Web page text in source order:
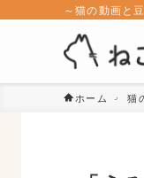
～猫の動画と
ホーム 猫